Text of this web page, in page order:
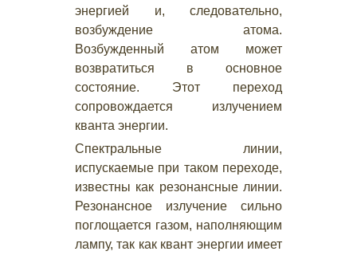
энергией и, следовательно,
возбуждение атома.
Возбужденный атом может
возвратиться в основное
состояние. Этот переход
сопровождается излучением
кванта энергии.
Спектральные линии,
испускаемые при таком переходе,
известны как резонансные линии.
Резонансное излучение сильно
поглощается газом, наполняющим
лампу, так как квант энергии имеет